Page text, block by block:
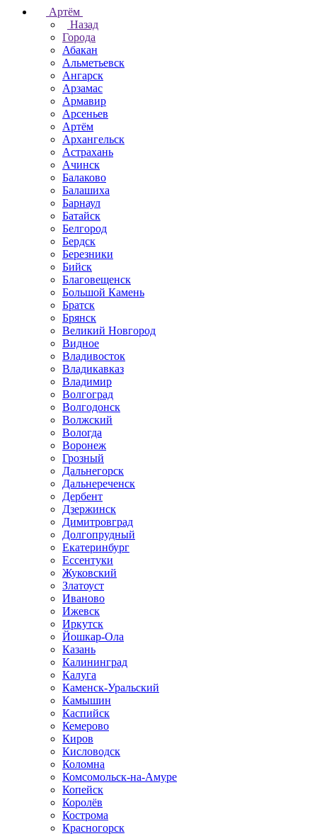
Артём
Назад
Города
Абакан
Альметьевск
Ангарск
Арзамас
Армавир
Арсеньев
Артём
Архангельск
Астрахань
Ачинск
Балаково
Балашиха
Барнаул
Батайск
Белгород
Бердск
Березники
Бийск
Благовещенск
Большой Камень
Братск
Брянск
Великий Новгород
Видное
Владивосток
Владикавказ
Владимир
Волгоград
Волгодонск
Волжский
Вологда
Воронеж
Грозный
Дальнегорск
Дальнереченск
Дербент
Дзержинск
Димитровград
Долгопрудный
Екатеринбург
Ессентуки
Жуковский
Златоуст
Иваново
Ижевск
Иркутск
Йошкар-Ола
Казань
Калининград
Калуга
Каменск-Уральский
Камышин
Каспийск
Кемерово
Киров
Кисловодск
Коломна
Комсомольск-на-Амуре
Копейск
Королёв
Кострома
Красногорск